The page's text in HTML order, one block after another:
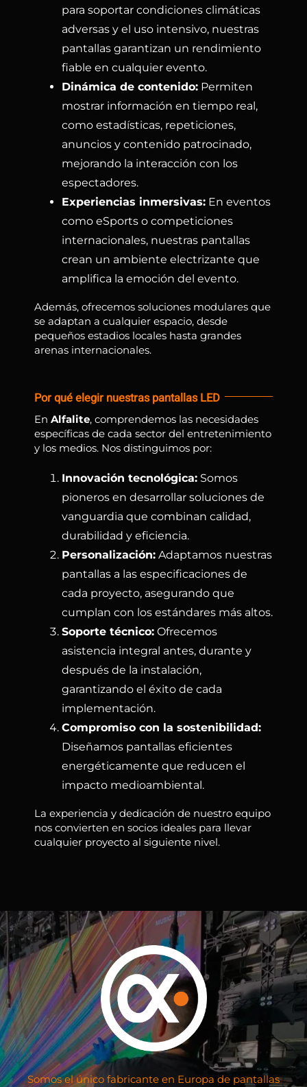
para soportar condiciones climáticas
adversas y el uso intensivo, nuestras
pantallas garantizan un rendimiento
fiable en cualquier evento.
Dinámica de contenido:Permiten
mostrar información en tiempo real,
como estadísticas, repeticiones,
anuncios y contenido patrocinado,
mejorando la interacción con los
espectadores.
Experiencias inmersivas:En eventos
como eSports o competiciones
internacionales, nuestras pantallas
crean un ambiente electrizante que
amplifica la emoción del evento.
Además, ofrecemos soluciones modulares que
se adaptan a cualquier espacio, desde
pequeños estadios locales hasta grandes
arenas internacionales.
Por qué elegir nuestras pantallas LED
En Alfalite, comprendemos las necesidades
específicas de cada sector del entretenimiento
y los medios. Nos distinguimos por:
Innovación tecnológica:Somos
pioneros en desarrollar soluciones de
vanguardia que combinan calidad,
durabilidad y eficiencia.
Personalización:Adaptamos nuestras
pantallas a las especificaciones de
cada proyecto, asegurando que
cumplan con los estándares más altos.
Soporte técnico:Ofrecemos
asistencia integral antes, durante y
después de la instalación,
garantizando el éxito de cada
implementación.
Compromiso con la sostenibilidad:
Diseñamos pantallas eficientes
energéticamente que reducen el
impacto medioambiental.
La experiencia y dedicación de nuestro equipo
nos convierten en socios ideales para llevar
cualquier proyecto al siguiente nivel.
Somos el único fabricante en Europa de pantallas